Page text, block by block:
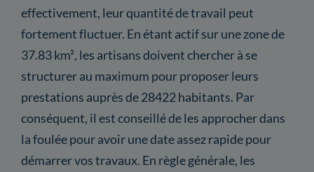
effectivement, leur quantité de travail peut
fortement fluctuer. En étant actif sur une zone de
37.83 km², les artisans doivent chercher à se
structurer au maximum pour proposer leurs
prestations auprès de 28422 habitants. Par
conséquent, il est conseillé de les approcher dans
la foulée pour avoir une date assez rapide pour
démarrer vos travaux. En règle générale, les